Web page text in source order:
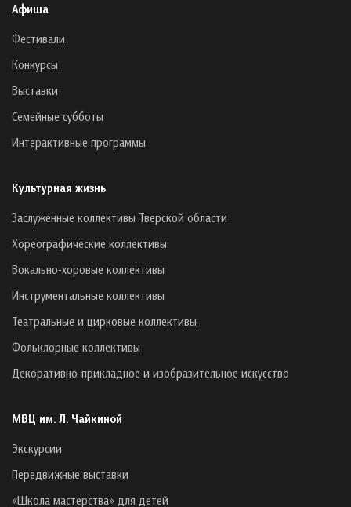
Афиша
Фестивали
Конкурсы
Выставки
Семейные субботы
Интерактивные программы
Культурная жизнь
Заслуженные коллективы Тверской области
Хореографические коллективы
Вокально-хоровые коллективы
Инструментальные коллективы
Театральные и цирковые коллективы
Фольклорные коллективы
Декоративно-прикладное и изобразительное искусство
МВЦ им. Л. Чайкиной
Экскурсии
Передвижные выставки
«Школа мастерства» для детей